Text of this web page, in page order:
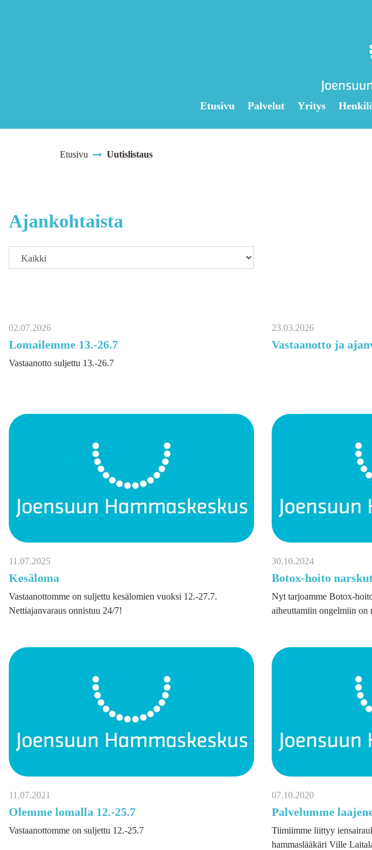
Etusivu Palvelut Yritys
Etusivu Uutislistaus
Ajankohtaista
02.07.2026
Lomailemme 13.-26.7
Vastaanotto suljettu 13.-26.7
23.03.2026
Vastaanotto ja
11.07.2025
Kesäloma
Vastaanottomme on suljettu kesälomien vuoksi 12.-27.7.
Nettiajanvaraus onnistuu 24/7!
30.10.2024
Botox-hoito
Nyt tarjoamme Botox-
aiheuttamiin ongelmiin on
11.07.2021
Olemme lomalla 12.-25.7
Vastaanottomme on suljettu 12.-25.7
07.10.2020
Palvelumme
Tiimiimme liittyy
hammaslääkäri Ville